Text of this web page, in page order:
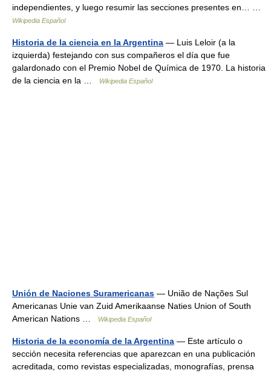
independientes, y luego resumir las secciones presentes en… …
Wikipedia Español
Historia de la ciencia en la Argentina — Luis Leloir (a la
izquierda) festejando con sus compañeros el día que fue
galardonado con el Premio Nobel de Química de 1970. La historia
de la ciencia en la …
Wikipedia Español
Unión de Naciones Suramericanas — União de Nações Sul
Americanas Unie van Zuid Amerikaanse Naties Union of South
American Nations …
Wikipedia Español
Historia de la economía de la Argentina — Este artículo o
sección necesita referencias que aparezcan en una publicación
acreditada, como revistas especializadas, monografías, prensa